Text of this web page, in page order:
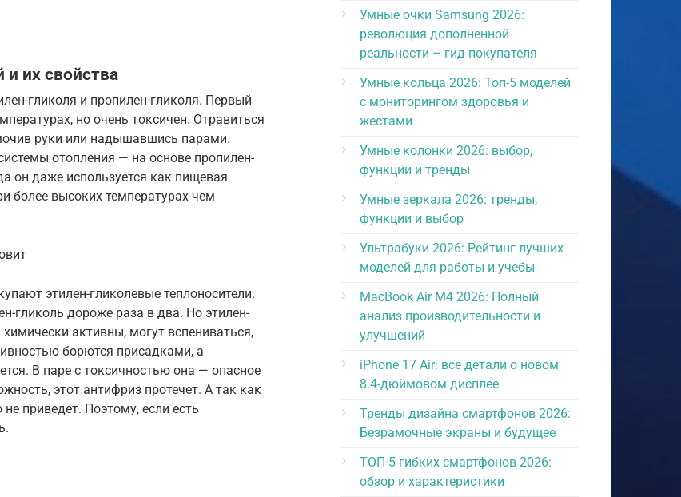
их свойства
гликоля и пропилен-гликоля. Первый
но очень токсичен. Отравиться
руки или надышавшись парами.
отопления — на основе пропилен-
он даже используется как пищевая
более высоких температурах чем
этилен-гликолевые теплоносители.
гликоль дороже раза в два. Но этилен-
активны, могут вспениваться,
борются присадками, а
В паре с токсичностью она — опасное
этот антифриз протечет. А так как
приведет. Поэтому, если есть
Умные очки Samsung 2026:
революция дополненной
реальности – гид покупателя
Умные кольца 2026: Топ-5 моделей
с мониторингом здоровья и
жестами
Умные колонки 2026: выбор,
функции и тренды
Умные зеркала 2026: тренды,
функции и выбор
Ультрабуки 2026: Рейтинг лучших
моделей для работы и учебы
MacBook Air M4 2026: Полный
анализ производительности и
улучшений
iPhone 17 Air: все детали о новом
8.4-дюймовом дисплее
Тренды дизайна смартфонов 2026:
Безрамочные экраны и будущее
ТОП-5 гибких смартфонов 2026:
обзор и характеристики